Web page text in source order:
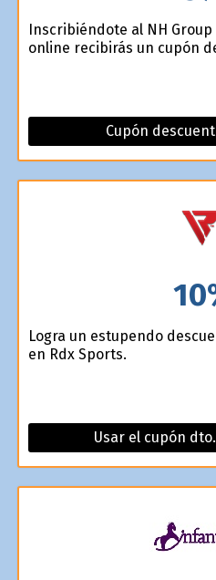
Inscribiéndote al NH
online recibirás un cupón
Cupón
Logra un estupendo
en Rdx Sports.
Usar el cupón